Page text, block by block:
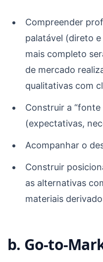
Compreender
palatável (direto
mais completo
de mercado
qualitativas com
Construir a
(expectativas,
Acompanhar o
Construir
as alternativas
materiais
b. Go-to-